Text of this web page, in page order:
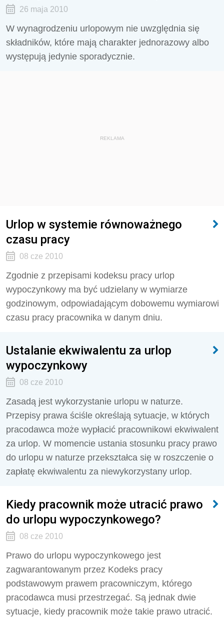
26 maja 2010
W wynagrodzeniu urlopowym nie uwzględnia się
składników, które mają charakter jednorazowy albo
występują jedynie sporadycznie.
REKLAMA
Urlop w systemie równoważnego
czasu pracy
08 cze 2010
Zgodnie z przepisami kodeksu pracy urlop
wypoczynkowy ma być udzielany w wymiarze
godzinowym, odpowiadającym dobowemu wymiarowi
czasu pracy pracownika w danym dniu.
Ustalanie ekwiwalentu za urlop
wypoczynkowy
08 cze 2010
Zasadą jest wykorzystanie urlopu w naturze.
Przepisy prawa ściśle określają sytuacje, w których
pracodawca może wypłacić pracownikowi ekwiwalent
za urlop. W momencie ustania stosunku pracy prawo
do urlopu w naturze przekształca się w roszczenie o
zapłatę ekwiwalentu za niewykorzystany urlop.
Kiedy pracownik może utracić prawo
do urlopu wypoczynkowego?
08 cze 2010
Prawo do urlopu wypoczynkowego jest
zagwarantowanym przez Kodeks pracy
podstawowym prawem pracowniczym, którego
pracodawca musi przestrzegać. Są jednak dwie
sytuacje, kiedy pracownik może takie prawo utracić.